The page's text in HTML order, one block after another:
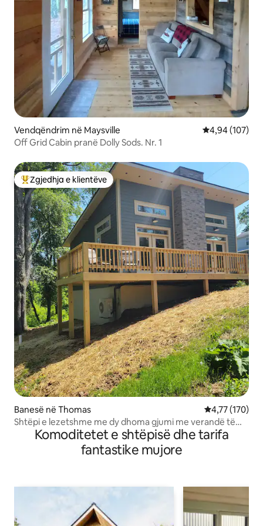
Vendqëndrim në Maysville Vlerësimi
4,94 (107)
Off Grid Cabin pranë Dolly Sods. Nr. 1
Më të mirat e zgjedhjeve të klientëve
Zgjedhja e klientëve
Banesë në Thomas Vlerësimi
4,77 (170)
Shtëpi e lezetshme me dy dhoma gjumi me verandë të
bollshme (32)
Komoditetet e shtëpisë dhe tarifa
fantastike mujore